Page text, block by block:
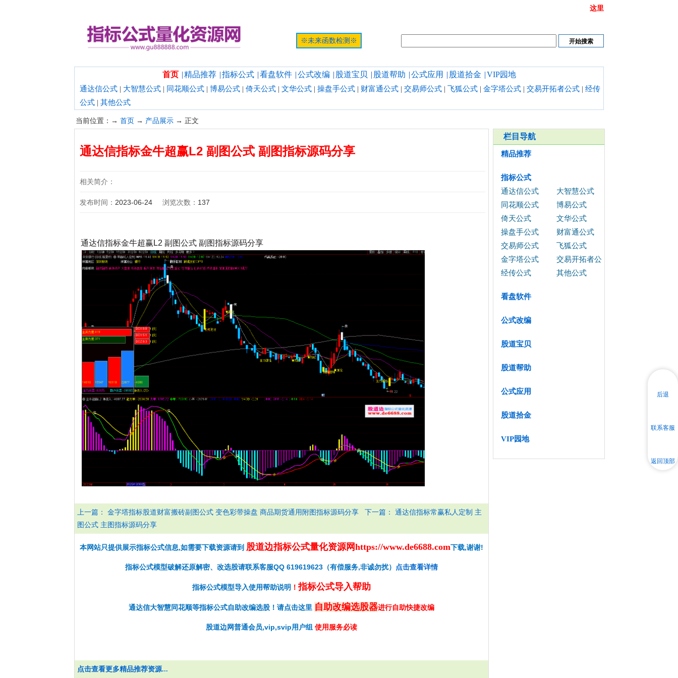
这里
※未来函数检测※
首页 |精品推荐 |指标公式 |看盘软件 |公式改编 | 股道宝贝 | 股道帮助 |公式应用 | 股道拾金 |VIP园地
通达信公式 | 大智慧公式 | 同花顺公式 | 博易公式 | 倚天公式 | 文华公式 | 操盘手公式 | 财富通公式 | 交易师公式 | 飞狐公式 | 金字塔公式 | 交易开拓者公式 | 经传
公式 | 其他公式
当前位置：→ 首页 → 产品展示 → 正文
通达信指标金牛超赢L2 副图公式 副图指标源码分享
相关简介：
发布时间： 2023-06-24 浏览次数： 137
通达信指标金牛超赢L2 副图公式 副图指标源码分享
上一篇： 金字塔指标股道财富搬砖副图公式 变色彩带操盘 商品期货通用附图指标源码分享 下一篇： 通达信指标常赢私人定制 主
图公式 主图指标源码分享
本网站只提供展示指标公式信息,如需要下载资源请到 股道边指标公式量化资源网https://www.de6688.com下载,谢谢!
指标公式模型破解还原解密、改选股请联系客服QQ 619619623（有偿服务,非诚勿扰） 点击查看详情
指标公式模型导入使用帮助说明 ！指标公式导入帮助
通达信大智慧同花顺等指标公式自助改编选股！请点击这里 自助改编选股器进行自助快捷改编
股道边网普通会员,vip,svip用户组 使用服务必读
点击查看更多精品推荐资源...
栏目导航
精品推荐
指标公式
通达信公式
大智慧公式
同花顺公式
博易公式
倚天公式
文华公式
操盘手公式
财富通公式
交易师公式
飞狐公式
金字塔公式
交易开拓者公
式
经传公式 其他公式
看盘软件
公式改编
股道宝贝
股道帮助
公式应用
股道拾金
VIP园地
后退
联系客服
返回顶部